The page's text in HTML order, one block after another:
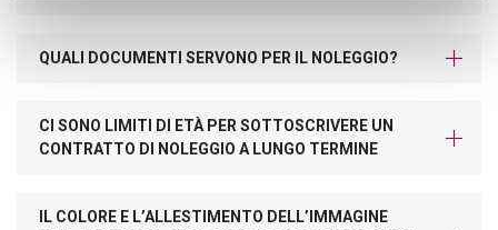
QUALI DOCUMENTI SERVONO PER IL NOLEGGIO?
CI SONO LIMITI DI ETÀ PER SOTTOSCRIVERE UN
CONTRATTO DI NOLEGGIO A LUNGO TERMINE
IL COLORE E L’ALLESTIMENTO DELL’IMMAGINE